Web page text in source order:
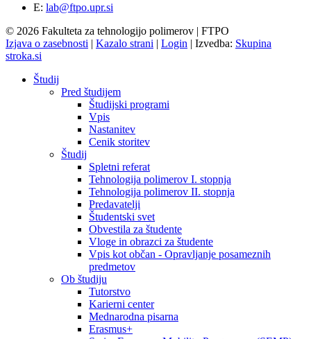
E: lab@ftpo.upr.si
© 2026 Fakulteta za tehnologijo polimerov | FTPO
Izjava o zasebnosti | Kazalo strani | Login | Izvedba: Skupina
stroka.si
Študij
Pred študijem
Študijski programi
Vpis
Nastanitev
Cenik storitev
Študij
Spletni referat
Tehnologija polimerov I. stopnja
Tehnologija polimerov II. stopnja
Predavatelji
Študentski svet
Obvestila za študente
Vloge in obrazci za študente
Vpis kot občan - Opravljanje posameznih
predmetov
Ob študiju
Tutorstvo
Karierni center
Mednarodna pisarna
Erasmus+